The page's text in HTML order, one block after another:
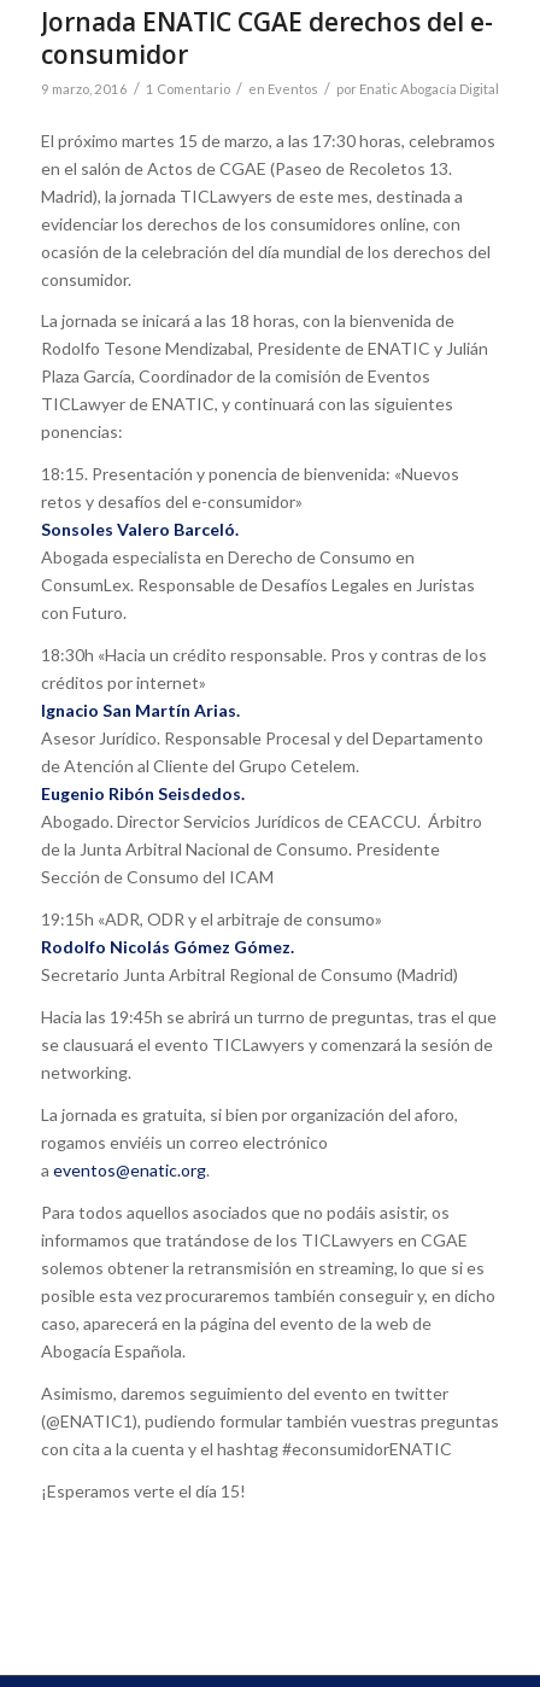
Jornada ENATIC CGAE derechos del e-
consumidor
9 marzo, 2016 / 1 Comentario / en Eventos / por Enatic Abogacía Digital
El próximo martes 15 de marzo, a las 17:30 horas, celebramos
en el salón de Actos de CGAE (Paseo de Recoletos 13.
Madrid), la jornada TICLawyers de este mes, destinada a
evidenciar los derechos de los consumidores online, con
ocasión de la celebración del día mundial de los derechos del
consumidor.
La jornada se inicará a las 18 horas, con la bienvenida de
Rodolfo Tesone Mendizabal, Presidente de ENATIC y Julián
Plaza García, Coordinador de la comisión de Eventos
TICLawyer de ENATIC, y continuará con las siguientes
ponencias:
18:15. Presentación y ponencia de bienvenida: «Nuevos
retos y desafíos del e-consumidor»
Sonsoles Valero Barceló.
Abogada especialista en Derecho de Consumo en
ConsumLex. Responsable de Desafíos Legales en Juristas
con Futuro.
18:30h «Hacia un crédito responsable. Pros y contras de los
créditos por internet»
Ignacio San Martín Arias.
Asesor Jurídico. Responsable Procesal y del Departamento
de Atención al Cliente del Grupo Cetelem.
Eugenio Ribón Seisdedos.
Abogado. Director Servicios Jurídicos de CEACCU. Árbitro
de la Junta Arbitral Nacional de Consumo. Presidente
Sección de Consumo del ICAM
19:15h «ADR, ODR y el arbitraje de consumo»
Rodolfo Nicolás Gómez Gómez.
Secretario Junta Arbitral Regional de Consumo (Madrid)
Hacia las 19:45h se abrirá un turrno de preguntas, tras el que
se clausuará el evento TICLawyers y comenzará la sesión de
networking.
La jornada es gratuita, si bien por organización del aforo,
rogamos enviéis un correo electrónico
a eventos@enatic.org.
Para todos aquellos asociados que no podáis asistir, os
informamos que tratándose de los TICLawyers en CGAE
solemos obtener la retransmisión en streaming, lo que si es
posible esta vez procuraremos también conseguir y, en dicho
caso, aparecerá en la página del evento de la web de
Abogacía Española.
Asimismo, daremos seguimiento del evento en twitter
(@ENATIC1), pudiendo formular también vuestras preguntas
con cita a la cuenta y el hashtag #econsumidorENATIC
¡Esperamos verte el día 15!